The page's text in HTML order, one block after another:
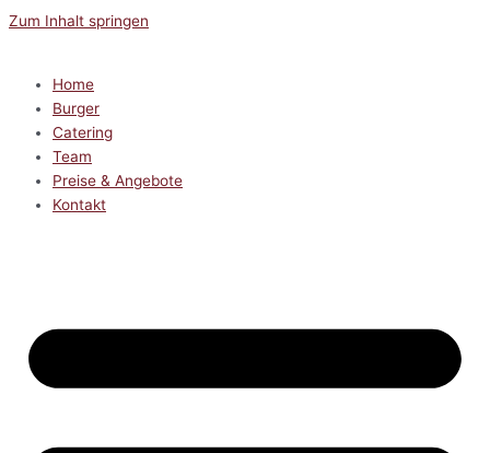
Zum Inhalt springen
Home
Burger
Catering
Team
Preise & Angebote
Kontakt